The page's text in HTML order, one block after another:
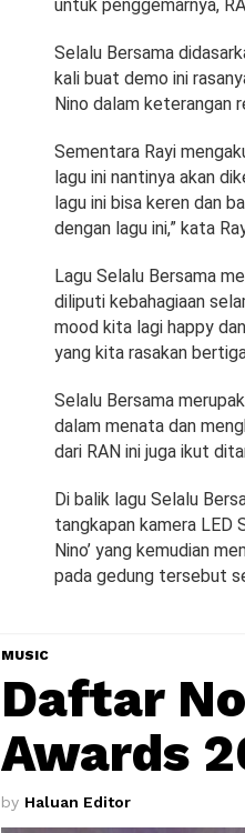
untuk penggemarnya,
Selalu Bersama
kali buat demo ini
Nino dalam keterangan
Sementara Rayi
lagu ini nantinya akan
lagu ini bisa keren dan
dengan lagu ini,” kata
Lagu Selalu Bersama
diliputi kebahagiaan
mood kita lagi happy
yang kita rasakan
Selalu Bersama
dalam menata dan
dari RAN ini juga ikut
Di balik lagu Selalu
tangkapan kamera LED
Nino’ yang kemudian
pada gedung tersebut
MUSIC
Daftar
Awards
by Haluan Editor